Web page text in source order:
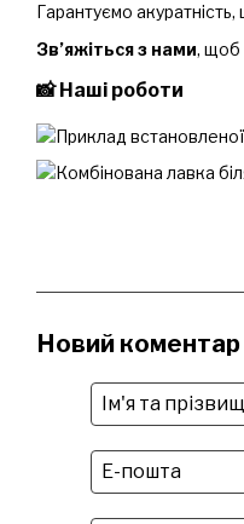
Гарантуємо
Зв’яжіться з нами, щоб
📸 Наші роботи
Новий коментар